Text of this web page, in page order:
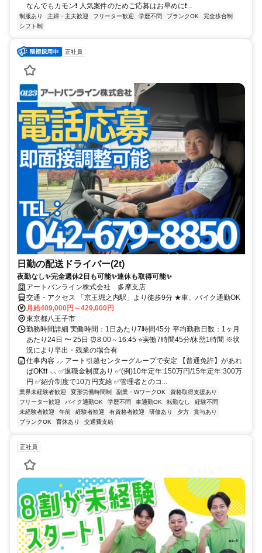
なんでもカモン❗ 人気案件のためご応募はお早めに❗...
制服あり 主婦・主夫歓迎 フリーター歓迎 学歴不問 ブランクOK
完全歩合制
シフト制
正社員
日勤の配送ドライバー(2t)
夜勤なし✨完全週休2日も可能✨連休も取得可能✨
アートバンライン株式会社 多摩支店
交通・アクセス 「京王堀之内駅」より徒歩9分 ★車、バイク通勤OK
月給409,000円～429,000円
東京都八王子市
勤務時間詳細 実働時間：1日あたり7時間45分 平均勤務日数：1ヶ月
あたり24日 〜 25日 ⏰8:00～16:45 ⭐実働7時間45分/休憩1時間 ※状
況により早出・残業の場合有
仕事内容 ⸝⸝ アート引越センターグループで安定 【普通免許】があれ
ばOK❗❗ ⸜⸜ ✅退職金制度あり ✅(例)10年定年:150万円/15年定年:300万
円 ✅紹介制度で10万円支給 ✅管理者とのコ...
業界未経験者歓迎 変形労働時間制 副業・WワークOK
資格取得支援あり
フリーター歓迎
バイク通勤OK 学歴不問 車通勤OK 転勤なし
経験不問
未経験者歓迎
午前 経験者歓迎 有資格者歓迎 研修あり 夕方
賞与あり
ブランクOK
育休あり 交通費支給
正社員